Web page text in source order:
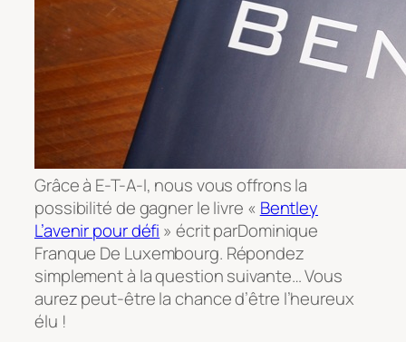
Grâce à E-T-A-I, nous vous offrons la
possibilité de gagner le livre « Bentley
L’avenir pour défi » écrit parDominique
Franque De Luxembourg. Répondez
simplement à la question suivante… Vous
aurez peut-être la chance d’être l’heureux
élu !